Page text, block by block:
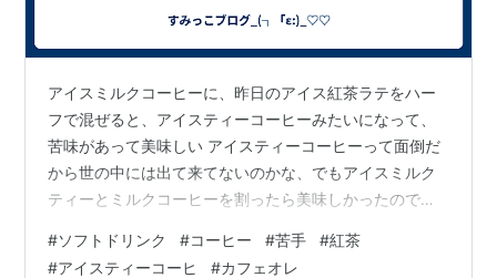
アイスミルクコーヒーに、昨日のアイス紅茶ラテをハー
フで混ぜると、アイスティーコーヒーみたいになって、
苦味があって美味しい アイスティーコーヒーって面倒だ
から世の中には出て来てないのかな、でもアイスミルク
ティーとミルクコーヒーを割ったら美味しかったのです
🤍 創作ドリンク
#ソフトドリンク #コーヒー #苦手 #紅茶
#アイスティーコーヒ #カフェオレ